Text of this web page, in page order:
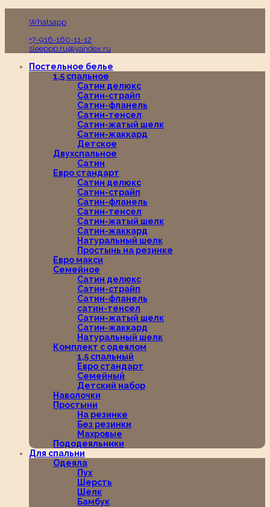
Whatsapp
+7-916-160-11-12
sleeppp.ru@yandex.ru
Постельное белье
1,5 спальное
Сатин делюкс
Сатин-страйп
Сатин-фланель
Сатин-тенсел
Сатин-жатый шелк
Сатин-жаккард
Детское
Двухспальное
Сатин
Евро стандарт
Сатин делюкс
Сатин-страйп
Сатин-фланель
Сатин-тенсел
Сатин-жатый шелк
Сатин-жаккард
Натуральный шелк
Простынь на резинке
Евро макси
Семейное
Сатин делюкс
Сатин-страйп
Сатин-фланель
сатин-тенсел
Сатин-жатый шелк
Сатин-жаккард
Натуральный шелк
Комплект с одеялом
1,5 спальный
Евро стандарт
Семейный
Детский набор
Наволочки
Простыни
На резинке
Без резинки
Махровые
Пододеяльники
Для спальни
Одеяла
Пух
Шерсть
Шелк
Бамбук